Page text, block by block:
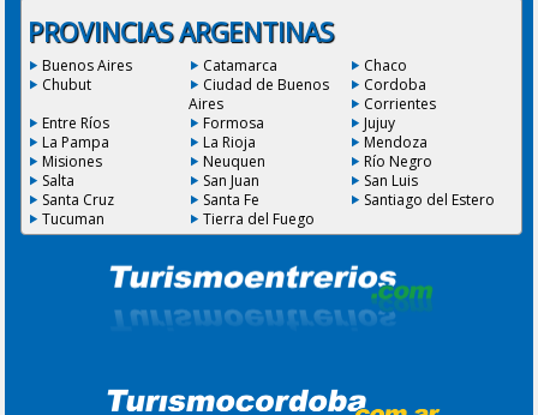
PROVINCIAS ARGENTINAS
Buenos Aires Catamarca
Chaco
Chubut
Ciudad de Buenos
Aires
Cordoba
Corrientes
Entre Ríos
Formosa
Jujuy
La Pampa
La Rioja
Mendoza
Misiones
Neuquen
Río Negro
Salta
San Juan
San Luis
Santa Cruz
Santa Fe
Santiago del Estero
Tucuman
Tierra del Fuego